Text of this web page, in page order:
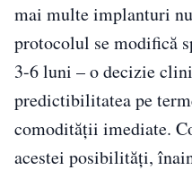
mai multe implanturi
protocolul se modifică
3-6 luni – o decizie
predictibilitatea pe
comodității imediate.
acestei posibilități,